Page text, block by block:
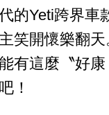
的Yeti跨界車
笑開懷樂翻
有這麼〝好
！